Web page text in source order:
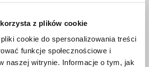
z plików cookie
cookie do spersonalizowania treści
funkcje społecznościowe i
naszej witrynie. Informacje o tym, jak